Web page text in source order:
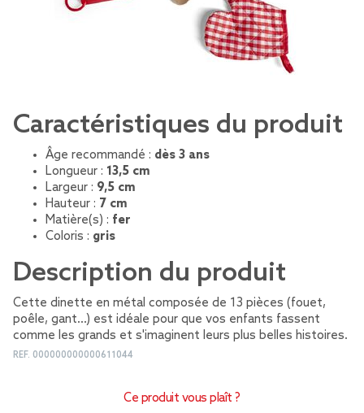
Caractéristiques du produit
Âge recommandé : dès 3 ans
Longueur : 13,5 cm
Largeur : 9,5 cm
Hauteur : 7 cm
Matière(s) : fer
Coloris : gris
Description du produit
Cette dinette en métal composée de 13 pièces (fouet,
poêle, gant...) est idéale pour que vos enfants fassent
comme les grands et s'imaginent leurs plus belles histoires.
REF. 000000000000611044
Ce produit vous plaît ?